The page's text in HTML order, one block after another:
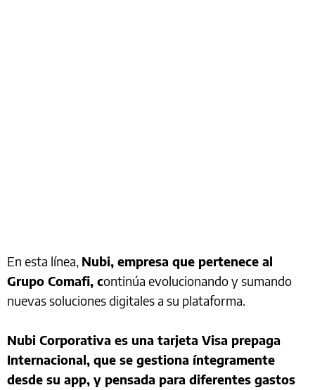
En esta línea, Nubi, empresa que pertenece al
Grupo Comafi, continúa evolucionando y sumando
nuevas soluciones digitales a su plataforma.
Nubi Corporativa es una tarjeta Visa prepaga
Internacional, que se gestiona íntegramente
desde su app, y pensada para diferentes gastos